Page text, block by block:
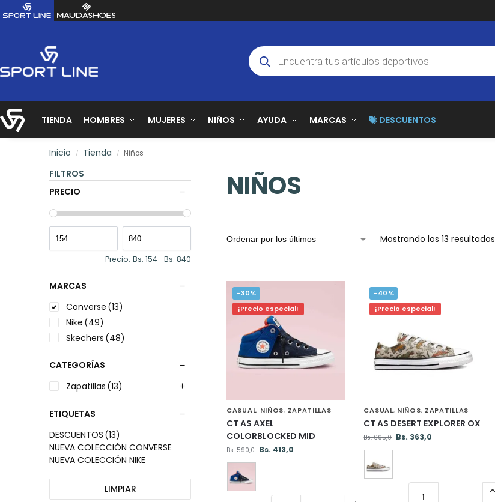
TIENDA HOMBRES MUJERES NIÑOS AYUDA MARCAS DESCUENTOS
Inicio / Tienda / Niños
NIÑOS
Mostrando los 13 resultados
-30%
¡Precio especial!
CASUAL, NIÑOS, ZAPATILLAS
CT AS AXEL
COLORBLOCKED MID
Bs.590,0 Bs. 413,0
-40%
¡Precio especial!
CASUAL, NIÑOS, ZAPATILLAS
CT AS DESERT EXPLORER OX
Bs.605,0 Bs. 363,0
FILTROS
PRECIO
Precio: Bs. 154—Bs. 840
MARCAS
Converse (13)
Nike (49)
Skechers (48)
CATEGORÍAS
Zapatillas (13)
ETIQUETAS
DESCUENTOS (13)
NUEVA COLECCIÓN CONVERSE
NUEVA COLECCIÓN NIKE
LIMPIAR